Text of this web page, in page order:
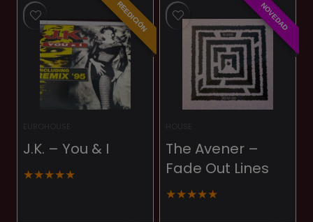
REEDICIÓN
J.K. ‎– You & I
★★★★★
NOVEDAD
The Avener –
Fade Out Lines
★★★★★